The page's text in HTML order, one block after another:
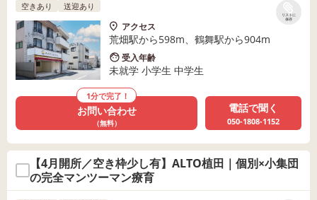
リストに
保存
空きあり 送迎あり
アクセス
荒畑駅から598m、鶴舞駅から904m
受入年齢
未就学 小学生 中学生
1分で完了！
お問い合わせ
（無料）
電話で聞く
050-1808-1152
【4月開所／空き枠少し有】ALTO植田｜個別×小集団
の完全マンツーマン療育